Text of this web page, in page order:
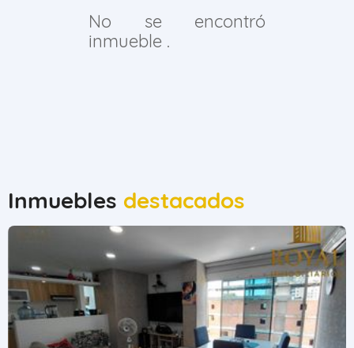
No se encontró
inmueble .
Inmuebles destacados